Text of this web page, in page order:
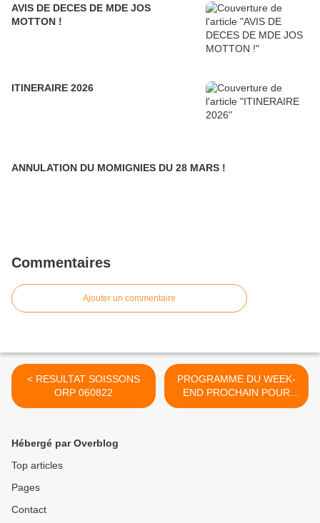
AVIS DE DECES DE MDE JOS
MOTTON !
ITINERAIRE 2026
ANNULATION DU MOMIGNIES DU 28 MARS !
Commentaires
Ajouter un commentaire
< RESULTAT SOISSONS
ORP 060822
PROGRAMME DU WEEK-
END PROCHAIN POUR
ORP >
Hébergé par Overblog
Top articles
Pages
Contact